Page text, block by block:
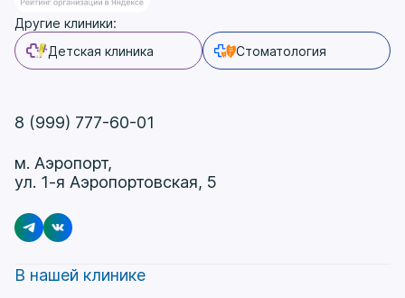
Другие клиники:
Детская клиника
Стоматология
8 (999) 777-60-01
м. Аэропорт,
ул. 1-я Аэропортовская, 5
В нашей клинике